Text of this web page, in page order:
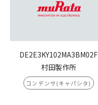
DE2E3KY102MA3BM02F
村田製作所
コンデンサ(キャパシタ)